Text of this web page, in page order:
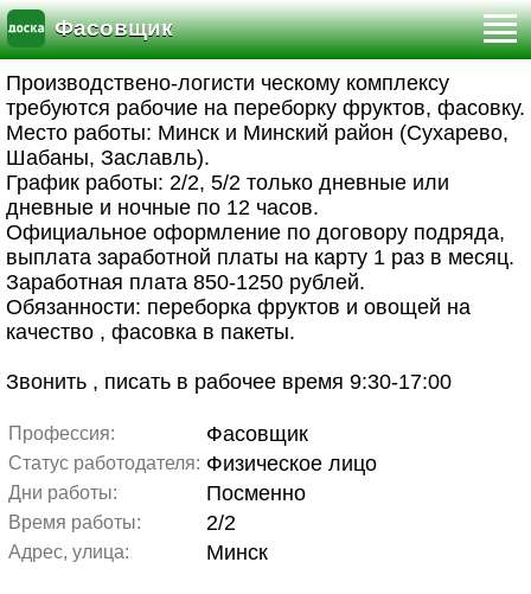
Фасовщик
Производствено-логисти ческому комплексу
требуются рабочие на переборку фруктов, фасовку.
Место работы: Минск и Минский район (Сухарево,
Шабаны, Заславль).
График работы: 2/2, 5/2 только дневные или
дневные и ночные по 12 часов.
Официальное оформление по договору подряда,
выплата заработной платы на карту 1 раз в месяц.
Заработная плата 850-1250 рублей.
Обязанности: переборка фруктов и овощей на
качество , фасовка в пакеты.
Звонить , писать в рабочее время 9:30-17:00
Профессия: Фасовщик
Статус работодателя: Физическое лицо
Дни работы: Посменно
Время работы: 2/2
Адрес, улица: Минск